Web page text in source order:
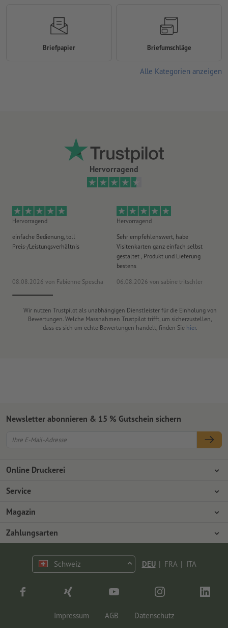
Hervorragend
Hervorragend
einfache Bedienung, toll
Preis-/Leistungsverhältnis
08.08.2026 von Fabienne Spescha
Hervorragend
Sehr empfehlenswert, habe
Visitenkarten ganz einfach selbst
gestaltet , Produkt und Lieferung
bestens
06.08.2026 von sabine tritschler
Wir nutzen Trustpilot als unabhängigen Dienstleister für die Einholung von
Bewertungen. Welche Massnahmen Trustpilot trifft, um sicherzustellen,
dass es sich um echte Bewertungen handelt, finden Sie hier.
Briefpapier Briefumschläge
Alle Kategorien anzeigen
Online Druckerei
Über Onlineprinters
Presse
Umweltschutz
Service
Zahlungsarten
Versand
op.premium
Magazin
Design
Druck & Insights
Tutorials
Zahlungsarten
Newsletter abonnieren & 15 % Gutschein sichern
Schweiz DEU | FRA | ITA
Impressum AGB Datenschutz